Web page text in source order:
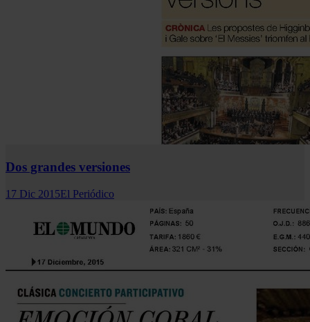
Dos grandes versiones
17 Dic 2015El Periódico